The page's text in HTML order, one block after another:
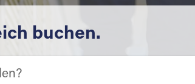
buchen.